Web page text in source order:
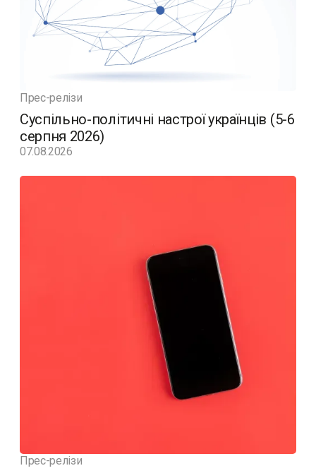
Прес-релізи
Суспільно-політичні настрої українців (5-6
серпня 2026)
07.08.2026
Прес-релізи